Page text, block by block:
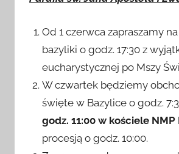
Parafia św. Jana Apostoła i
Od 1 czerwca zapraszamy
bazyliki o godz. 17:30 z
eucharystycznej po Mszy
W czwartek będziemy
święte w Bazylice o godz.
godz. 11:00 w kościele
procesją o godz. 10:00.